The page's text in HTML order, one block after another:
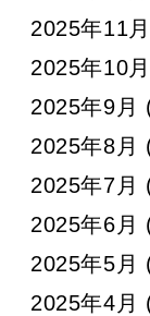
2025年11月
2025年10月
2025年9月
2025年8月
2025年7月
2025年6月
2025年5月
2025年4月